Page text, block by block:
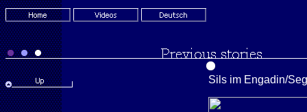
Sils im Engadin/